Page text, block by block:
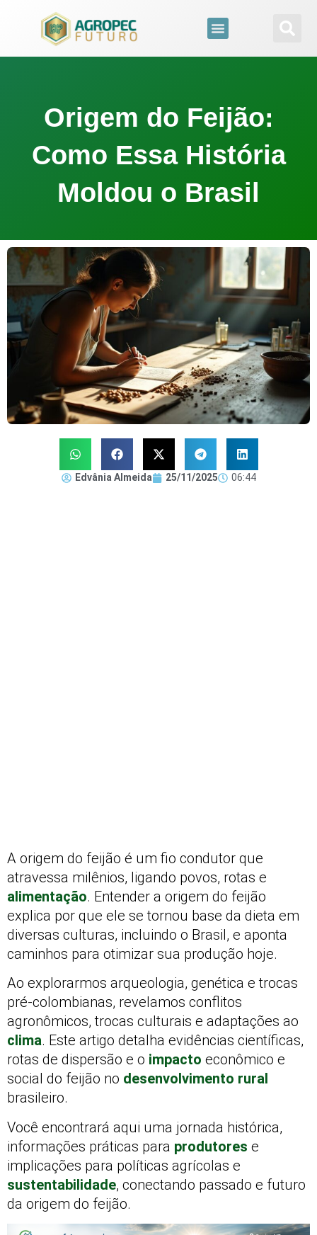
conteúdo
Origem do Feijão:
Como Essa História
Moldou o Brasil
Edvânia Almeida 25/11/2025 06:44
A origem do feijão é um fio condutor que
atravessa milênios, ligando povos, rotas e
alimentação. Entender a origem do feijão
explica por que ele se tornou base da dieta em
diversas culturas, incluindo o Brasil, e aponta
caminhos para otimizar sua produção hoje.
Ao explorarmos arqueologia, genética e trocas
pré-colombianas, revelamos conflitos
agronômicos, trocas culturais e adaptações ao
clima. Este artigo detalha evidências científicas,
rotas de dispersão e o impacto econômico e
social do feijão no desenvolvimento rural
brasileiro.
Você encontrará aqui uma jornada histórica,
informações práticas para produtores e
implicações para políticas agrícolas e
sustentabilidade, conectando passado e futuro
da origem do feijão.